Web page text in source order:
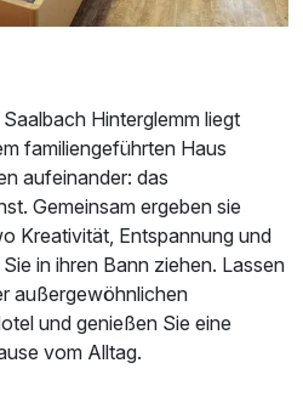
p.P. ab799,00 €
Hinterglemm liegt
familiengeführten Haus
aufeinander: das
Gemeinsam ergeben sie
Kreativität, Entspannung und
in ihren Bann ziehen. Lassen
außergewöhnlichen
und genießen Sie eine
vom Alltag.